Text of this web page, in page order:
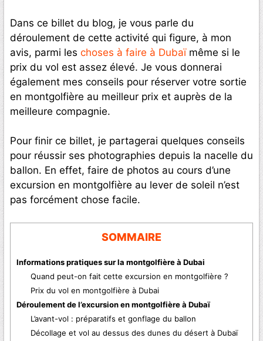
Dans ce billet du blog, je vous parle du
déroulement de cette activité qui figure, à mon
avis, parmi les choses à faire à Dubaïmême si le
prix du vol est assez élevé. Je vous donnerai
également mes conseils pour réserver votre sortie
en montgolfière au meilleur prix et auprès de la
meilleure compagnie.
Pour finir ce billet, je partagerai quelques conseils
pour réussir ses photographies depuis la nacelle du
ballon. En effet, faire de photos au cours d’une
excursion en montgolfière au lever de soleil n’est
pas forcément chose facile.
SOMMAIRE
Informations pratiques sur la montgolfière à Dubai
Quand peut-on fait cette excursion en montgolfière ?
Prix du vol en montgolfière à Dubai
Déroulement de l’excursion en montgolfière à Dubaï
L’avant-vol : préparatifs et gonflage du ballon
Décollage et vol au dessus des dunes du désert à Dubaï